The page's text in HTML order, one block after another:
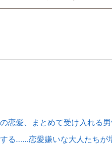
恋愛、まとめて受け入れる男
る……恋愛嫌いな大人たちが